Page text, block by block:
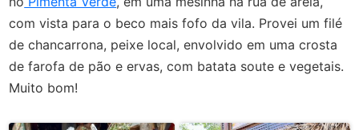
com vista para o beco mais fofo da vila. Provei um filé
de chancarrona, peixe local, envolvido em uma crosta
de farofa de pão e ervas, com batata soute e vegetais.
Muito bom!